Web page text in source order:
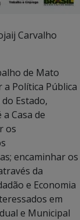
Carvalho
de Mato
Política Pública
Estado,
Casa de
os
encaminhar os
da
e Economia
em
e Municipal